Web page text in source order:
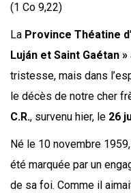
(1 Co 9,22)
La Province Théatine
Luján et Saint Gaétan »
tristesse, mais dans
le décès de notre cher
C.R., survenu hier, le 26
Né le 10 novembre
été marquée par un
de sa foi. Comme il